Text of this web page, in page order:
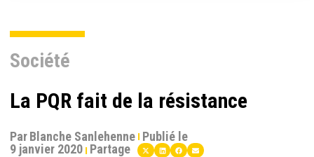
Société
La PQR fait de la résistance
ParBlanche Sanlehenne Publié le
9 janvier 2020 Partage